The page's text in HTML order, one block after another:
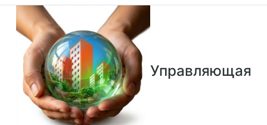
Управляющая